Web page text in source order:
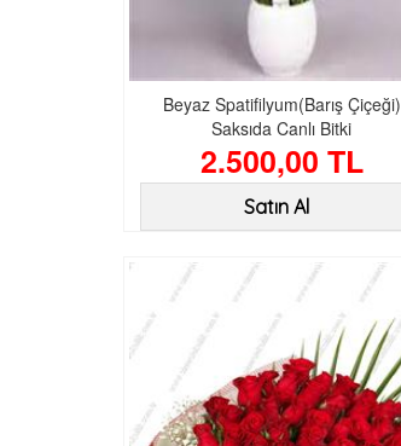
Beyaz Spatifilyum(Barış Çiçeği)
Saksıda Canlı Bitki
2.500,00 TL
Satın Al